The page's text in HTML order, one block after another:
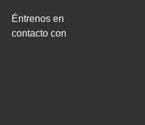
Éntrenos en
contacto con